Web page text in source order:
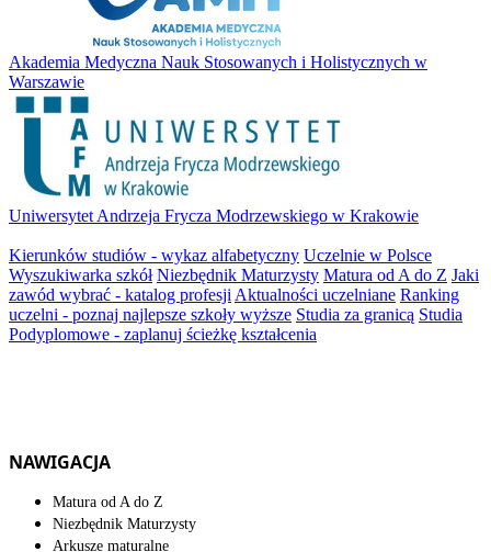
Akademia Medyczna Nauk Stosowanych i Holistycznych w
Warszawie
Uniwersytet Andrzeja Frycza Modrzewskiego w Krakowie
Kierunków studiów - wykaz alfabetyczny Uczelnie w Polsce
Wyszukiwarka szkół Niezbędnik Maturzysty Matura od A do Z Jaki
zawód wybrać - katalog profesji Aktualności uczelniane Ranking
uczelni - poznaj najlepsze szkoły wyższe Studia za granicą Studia
Podyplomowe - zaplanuj ścieżkę kształcenia
NAWIGACJA
Matura od A do Z
Niezbędnik Maturzysty
Arkusze maturalne